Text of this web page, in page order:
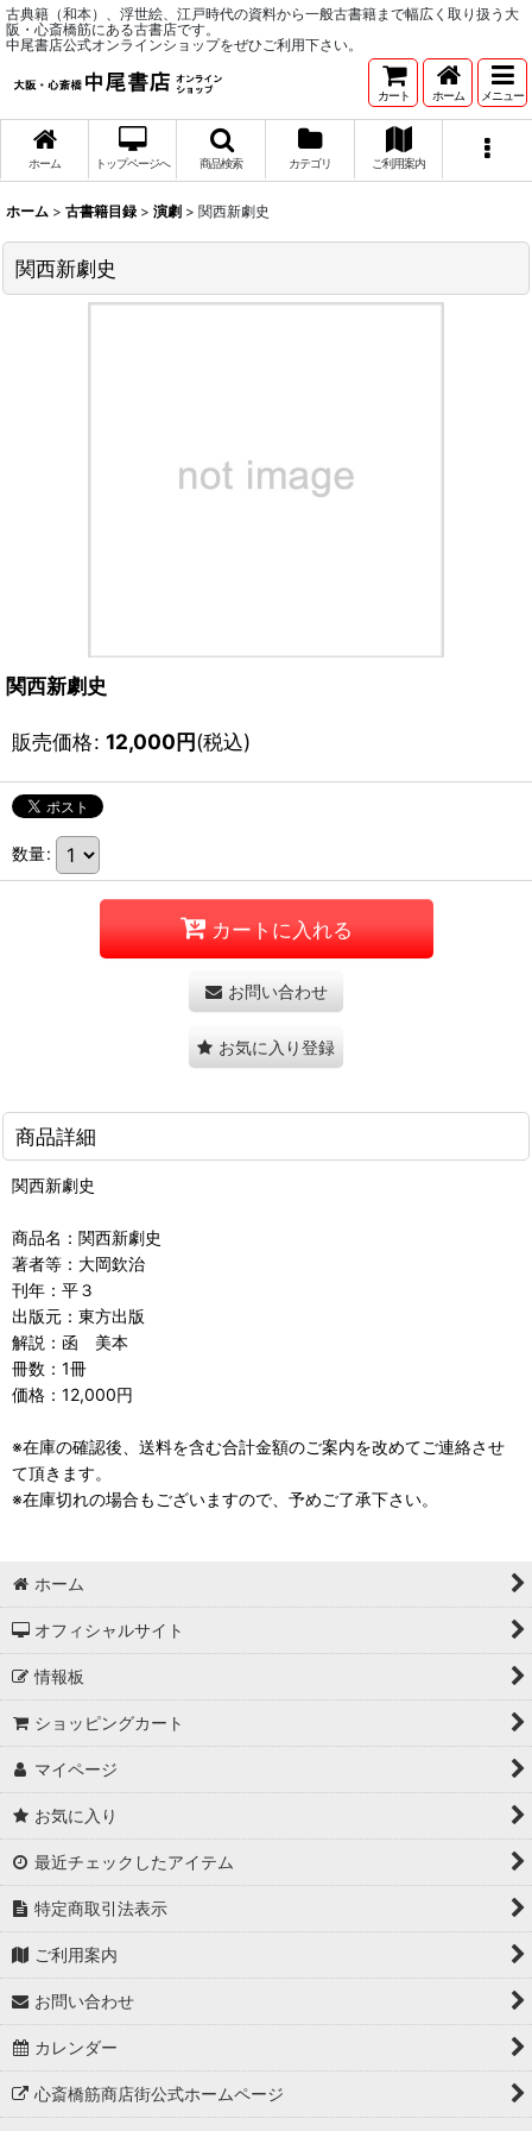
古典籍（和本）、浮世絵、江戸時代の資料から一般古書籍まで幅広く取り扱う大
阪・心斎橋筋にある古書店です。
中尾書店公式オンラインショップをぜひご利用下さい。
カート ホーム メニュー
ホーム トップページへ 商品検索 カテゴリ ご利用案内
ホーム > 古書籍目録 > 演劇 > 関西新劇史
関西新劇史
関西新劇史
販売価格: 12,000円(税込)
数量:
カートに入れる
お問い合わせ
お気に入り登録
商品詳細
関西新劇史
商品名：関西新劇史
著者等：大岡欽治
刊年：平３
出版元：東方出版
解説：函 美本
冊数：1冊
価格：12,000円
※在庫の確認後、送料を含む合計金額のご案内を改めてご連絡させ
て頂きます。
※在庫切れの場合もございますので、予めご了承下さい。
ホーム
オフィシャルサイト
情報板
ショッピングカート
マイページ
お気に入り
最近チェックしたアイテム
特定商取引法表示
ご利用案内
お問い合わせ
カレンダー
心斎橋筋商店街公式ホームページ